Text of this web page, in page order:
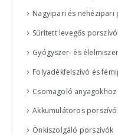
Nagyipari és nehézipari
Sűrített levegős
Gyógyszer- és
Folyadékfelszívó és
Csomagoló
Akkumulátoros
Önkiszolgáló porszívók